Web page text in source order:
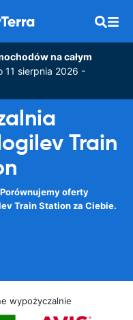
na całym
11 sierpnia 2026 -
Train
oferty
Train Station za Ciebie.
wypożyczalnie